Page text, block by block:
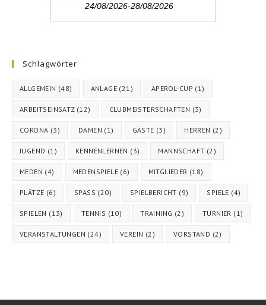
24/08/2026-28/08/2026
Schlagwörter
ALLGEMEIN (48) ANLAGE (21) APEROL-CUP (1)
ARBEITSEINSATZ(12) CLUBMEISTERSCHAFTEN (3)
CORONA (3) DAMEN (1) GÄSTE (3) HERREN (2)
JUGEND (1) KENNENLERNEN (3) MANNSCHAFT (2)
MEDEN (4) MEDENSPIELE (6) MITGLIEDER (18)
PLÄTZE (6) SPASS (20) SPIELBERICHT (9) SPIELE (4)
SPIELEN (13) TENNIS (10) TRAINING (2) TURNIER (1)
VERANSTALTUNGEN (24) VEREIN (2) VORSTAND (2)